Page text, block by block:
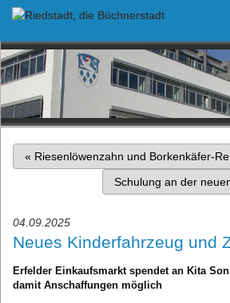
« Riesenlöwenzahn und Borkenkäfer-
Schulung an der
04.09.2025
Neues Kinderfahrzeug und
Erfelder Einkaufsmarkt spendet an Kita
damit Anschaffungen möglich